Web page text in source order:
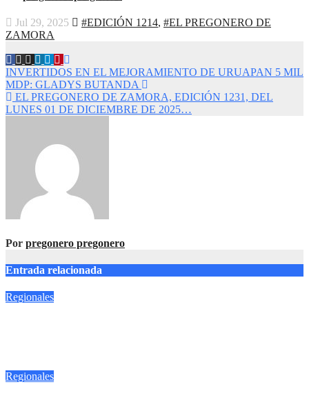
Jul 29, 2025 #EDICIÓN 1214, #EL PREGONERO DE
ZAMORA
Navegación
de
entradas
INVERTIDOS EN EL MEJORAMIENTO DE URUAPAN 5 MIL
MDP: GLADYS BUTANDA
EL PREGONERO DE ZAMORA, EDICIÓN 1231, DEL
LUNES 01 DE DICIEMBRE DE 2025…
Por pregonero pregonero
Entrada relacionada
Regionales
Regionales